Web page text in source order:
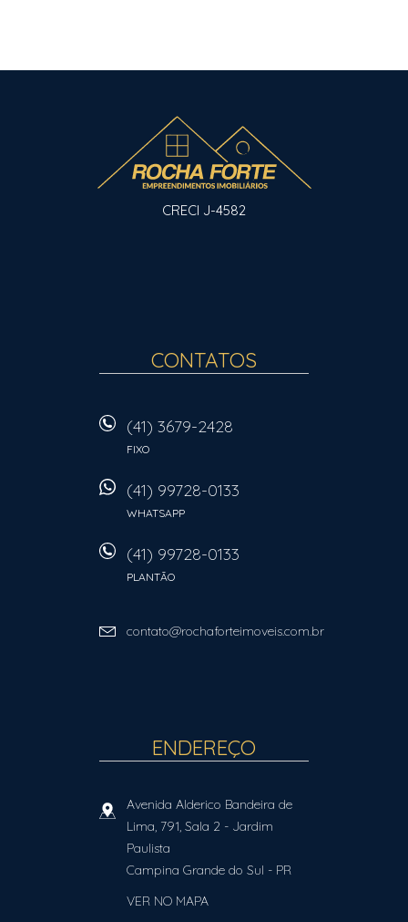
CRECI J-4582
CONTATOS
(41) 3679-2428
FIXO
(41) 99728-0133
WHATSAPP
(41) 99728-0133
PLANTÃO
contato@rochaforteimoveis.com.br
ENDEREÇO
Avenida Alderico Bandeira de
Lima, 791, Sala 2 - Jardim
Paulista
Campina Grande do Sul - PR
VER NO MAPA